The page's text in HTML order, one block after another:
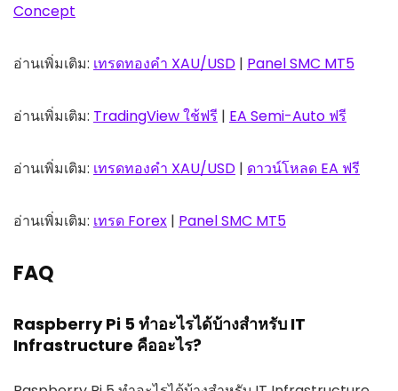
Concept
อ่านเพิ่มเติม: เทรดทองคำ XAU/USD | Panel SMC MT5
อ่านเพิ่มเติม: TradingView ใช้ฟรี | EA Semi-Auto ฟรี
อ่านเพิ่มเติม: เทรดทองคำ XAU/USD | ดาวน์โหลด EA ฟรี
อ่านเพิ่มเติม: เทรด Forex | Panel SMC MT5
FAQ
Raspberry Pi 5 ทำอะไรได้บ้างสำหรับ IT
Infrastructure คืออะไร?